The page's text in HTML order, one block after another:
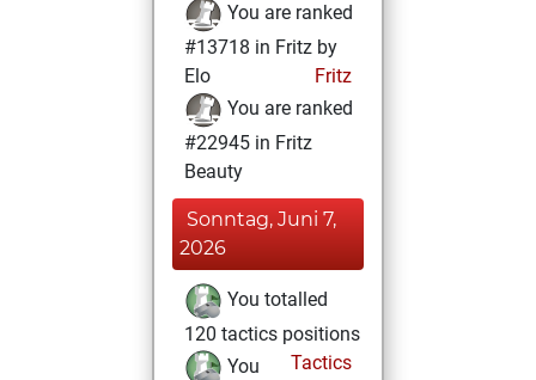
You are ranked
#13718 in Fritz by
Elo
Fritz
You are ranked
#22945 in Fritz
Beauty
Sonntag, Juni 7,
2026
You totalled
120 tactics positions
Tactics
You